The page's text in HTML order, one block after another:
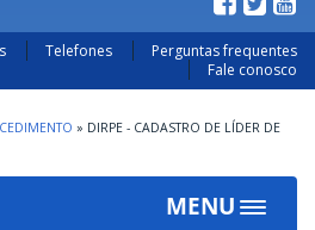
Telefones
Perguntas frequentes
Fale conosco
» DIRPE - CADASTRO DE LÍDER DE
MENU
Toggle